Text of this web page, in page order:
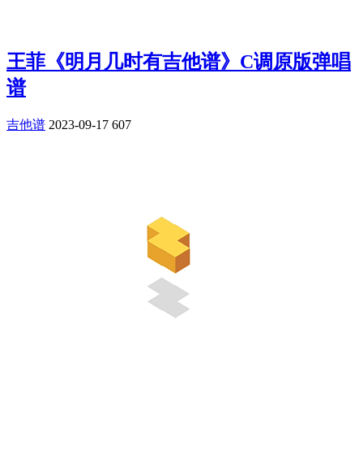
王菲《明月几时有吉他谱》C调原版弹唱
谱
吉他谱 2023-09-17 607